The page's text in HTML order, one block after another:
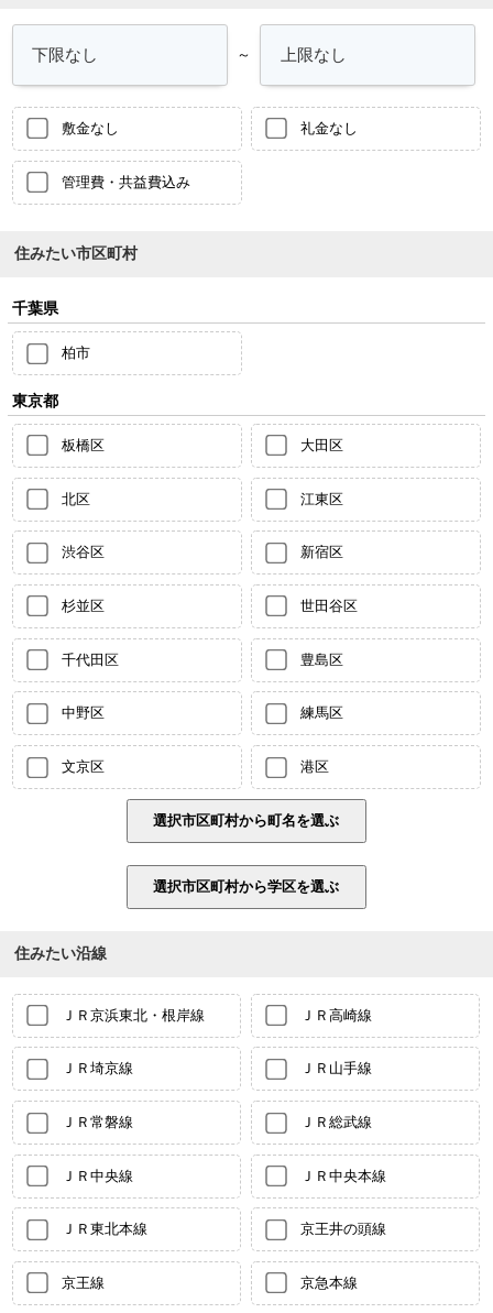
～
敷金なし 礼金なし
管理費・共益費込み
住みたい市区町村
千葉県
柏市
東京都
板橋区 大田区
北区 江東区
渋谷区 新宿区
杉並区 世田谷区
千代田区 豊島区
中野区 練馬区
文京区 港区
住みたい沿線
ＪＲ京浜東北・根岸線 ＪＲ高崎線
ＪＲ埼京線 ＪＲ山手線
ＪＲ常磐線 ＪＲ総武線
ＪＲ中央線 ＪＲ中央本線
ＪＲ東北本線 京王井の頭線
京王線 京急本線